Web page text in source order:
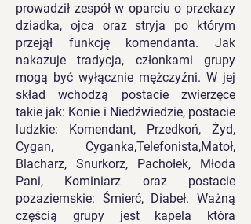
prowadził zespół w oparciu o przekazy
dziadka, ojca oraz stryja po którym
przejął funkcję komendanta. Jak
nakazuje tradycja, członkami grupy
mogą być wyłącznie mężczyźni. W jej
skład wchodzą postacie zwierzęce
takie jak: Konie i Niedźwiedzie, postacie
ludzkie: Komendant, Przedkoń, Żyd,
Cygan, Cyganka,Telefonista,Matoł,
Blacharz, Snurkorz, Pachołek, Młoda
Pani, Kominiarz oraz postacie
pozaziemskie: Śmierć, Diabeł. Ważną
częścią grupy jest kapela która